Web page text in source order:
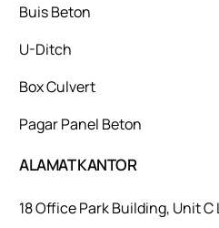
Buis Beton
U-Ditch
Box Culvert
Pagar Panel Beton
ALAMAT KANTOR
18 Office Park Building, Unit C